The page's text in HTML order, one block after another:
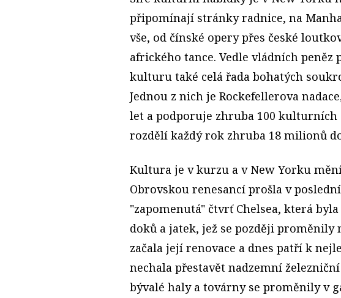
připomínají stránky radnice, na
vše, od čínské opery přes české
afrického tance. Vedle vládních
kulturu také celá řada bohatých
Jednou z nich je Rockefellerova
let a podporuje zhruba 100 kulturních
rozdělí každý rok zhruba 18 milionů
Kultura je v kurzu a v New Yorku
Obrovskou renesancí prošla v
"zapomenutá" čtvrť Chelsea, která
doků a jatek, jež se později proměnily
začala její renovace a dnes patří k
nechala přestavět nadzemní
bývalé haly a továrny se proměnily v